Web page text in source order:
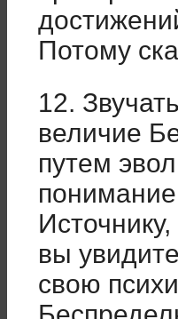
Потому
12.
величие
путем
вы
свою